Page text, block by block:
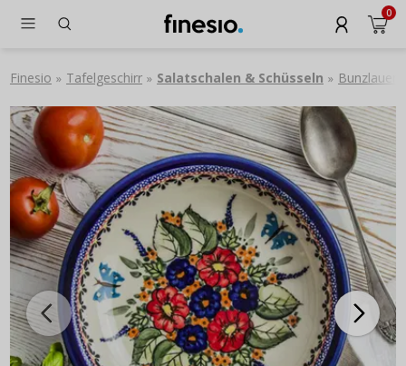
0
Finesio » Tafelgeschirr » Salatschalen & Schüsseln » Bunzlauer